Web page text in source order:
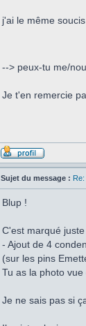
j'ai le même
--> peux-tu me/
Je t'en remercie
Sujet du message :
Blup !
C'est marqué
- Ajout de 4
(sur les pins
Tu as la photo vue
Je ne sais pas si